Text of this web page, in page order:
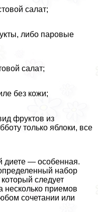
салат;
либо паровые
салат;
без кожи;
фруктов из
только яблоки, все
диете — особенная.
набор
следует
несколько приемов
сочетании или